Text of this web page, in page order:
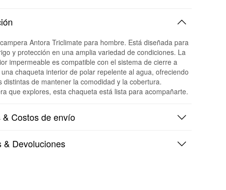
Antora Triclimate para hombre. Está diseñada para
y protección en una amplia variedad de condiciones. La
impermeable es compatible con el sistema de cierre a
chaqueta interior de polar repelente al agua, ofreciendo
distintas de mantener la comodidad y la cobertura.
que explores, esta chaqueta está lista para acompañarte.
& Costos de envío
& Devoluciones